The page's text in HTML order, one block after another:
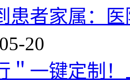
患者家属：
20
＂一键定制